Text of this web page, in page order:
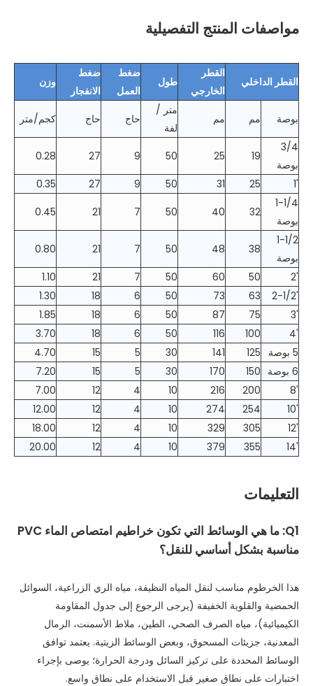
مواصفات المنتج التفصيلية
القطر الداخلي
القطر
الخارجي
طول
ضغط
العمل
ضغط
الانفجار
وزن
بوصة مم مم
متر /
لفة
حاج حاج
كجم/متر
3/4
بوصة
19
25
50
9
27
0.28
1'
25
31
50
9
27
0.35
1-1/4
بوصة
32
40
50
7
21
0.45
1-1/2
بوصة
38
48
50
7
21
0.80
2'
50
60
50
7
21
1.10
2-1/2'
63
73
50
6
18
1.30
3'
75
87
50
6
18
1.85
4'
100
116
50
6
18
3.70
5 بوصة
125
141
30
5
15
4.70
6 بوصة
150
170
30
5
15
7.20
8'
200
216
10
4
12
7.00
10'
254
274
10
4
12
12.00
12'
305
329
10
4
12
18.00
14'
355
379
10
4
12
20.00
التعليمات
Q1: ما هي الوسائط التي تكون خراطيم امتصاص الماء PVC
مناسبة بشكل أساسي للنقل؟
هذا الخرطوم مناسب لنقل المياه النظيفة، مياه الري الزراعية، السوائل
الحمضية والقلوية الخفيفة (يرجى الرجوع إلى جدول المقاومة
الكيميائية)، مياه الصرف الصحي، الطين، ملاط ​​الأسمنت، الرمال
المعدنية، جزيئات المسحوق، وبعض الوسائط الزيتية. يعتمد توافق
الوسائط المحددة على تركيز السائل ودرجة الحرارة؛ يوصى بإجراء
اختبارات على نطاق صغير قبل الاستخدام على نطاق واسع.